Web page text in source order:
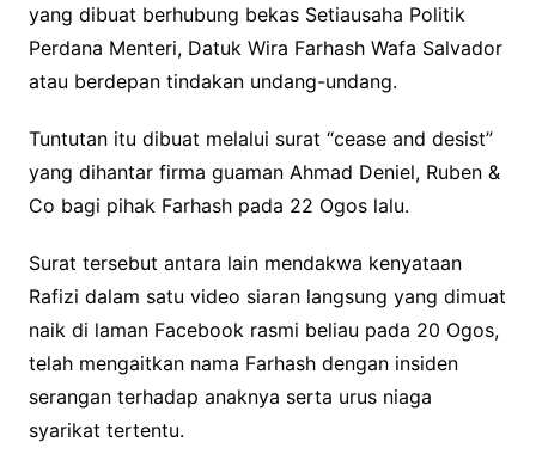
yang dibuat berhubung bekas Setiausaha Politik
Perdana Menteri, Datuk Wira Farhash Wafa Salvador
atau berdepan tindakan undang-undang.
Tuntutan itu dibuat melalui surat “cease and desist”
yang dihantar firma guaman Ahmad Deniel, Ruben &
Co bagi pihak Farhash pada 22 Ogos lalu.
Surat tersebut antara lain mendakwa kenyataan
Rafizi dalam satu video siaran langsung yang dimuat
naik di laman Facebook rasmi beliau pada 20 Ogos,
telah mengaitkan nama Farhash dengan insiden
serangan terhadap anaknya serta urus niaga
syarikat tertentu.